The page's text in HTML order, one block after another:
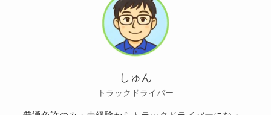
しゅん
トラックドライバー